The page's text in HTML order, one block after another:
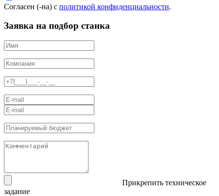
Согласен (-на) с политикой конфиденциальности.
Заявка на подбор станка
Прикрепить техническое
задание